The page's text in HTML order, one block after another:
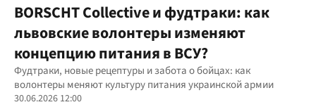
BORSCHT Collective и фудтраки: как
львовские волонтеры изменяют
концепцию питания в ВСУ?
Фудтраки, новые рецептуры и забота о бойцах: как
волонтеры меняют культуру питания украинской армии
30.06.2026 12:00